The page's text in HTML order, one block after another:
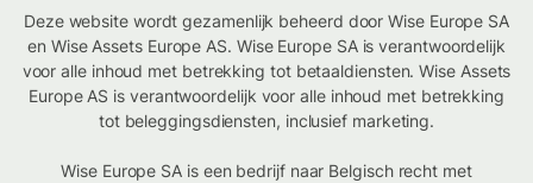
Deze website wordt gezamenlijk beheerd door Wise Europe SA
en Wise Assets Europe AS. Wise Europe SA is verantwoordelijk
voor alle inhoud met betrekking tot betaaldiensten. Wise Assets
Europe AS is verantwoordelijk voor alle inhoud met betrekking
tot beleggingsdiensten, inclusief marketing.
Wise Europe SA is een bedrijf naar Belgisch recht met